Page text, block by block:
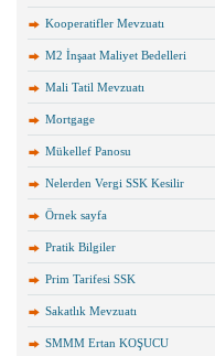
Kooperatifler Mevzuatı
M2 İnşaat Maliyet Bedelleri
Mali Tatil Mevzuatı
Mortgage
Mükellef Panosu
Nelerden Vergi SSK Kesilir
Örnek sayfa
Pratik Bilgiler
Prim Tarifesi SSK
Sakatlık Mevzuatı
SMMM Ertan KOŞUCU